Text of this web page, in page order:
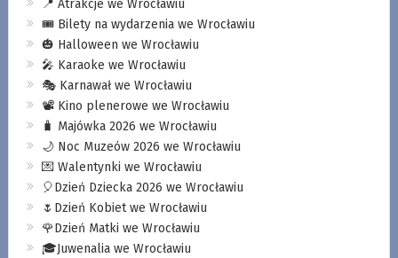
📍 Atrakcje we Wrocławiu
🎟️ Bilety na wydarzenia we Wrocławiu
🎃 Halloween we Wrocławiu
🎤 Karaoke we Wrocławiu
🎭 Karnawał we Wrocławiu
📽️ Kino plenerowe we Wrocławiu
🧳 Majówka 2026 we Wrocławiu
🌙 Noc Muzeów 2026 we Wrocławiu
💌 Walentynki we Wrocławiu
🎈Dzień Dziecka 2026 we Wrocławiu
🌷Dzień Kobiet we Wrocławiu
🌹Dzień Matki we Wrocławiu
🎓Juwenalia we Wrocławiu